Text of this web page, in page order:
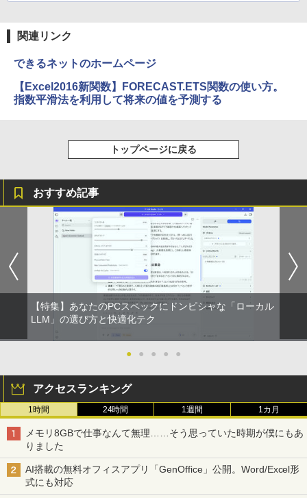
関連リンク
できるネットのホームページ
【Excel2016新関数】FORECAST.ETS関数の使い方。
指数平滑法を利用して将来の値を予測する
トップページに戻る
おすすめ記事
【特集】あなたのPCスペックにドンピシャな「ローカル
LLM」の選び方と快適化テク
● ● ● ● ●
アクセスランキング
1時間 24時間 1週間 1カ月
メモリ8GBで仕事なんて無理……そう思っていた時期が僕にもあ
りました
AI搭載の無料オフィスアプリ「GenOffice」公開。Word/Excel形
式にも対応